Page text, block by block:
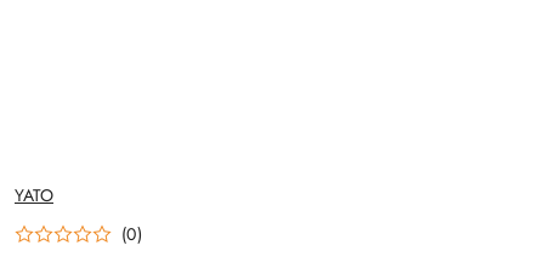
NAZWA
PRODUCENTA:
YATO
(0)